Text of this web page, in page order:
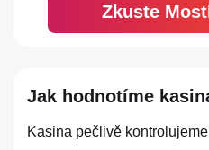
Zkuste
Jak hodnotíme
Kasina pečlivě